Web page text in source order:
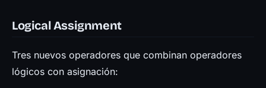
Logical Assignment
Tres nuevos operadores que combinan operadores
lógicos con asignación: